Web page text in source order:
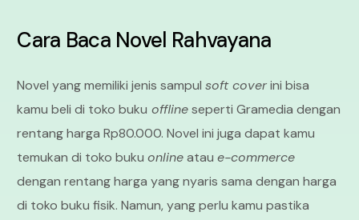
Cara Baca Novel Rahvayana
Novel yang memiliki jenis sampulsoft coverini bisa
kamu beli di toko buku offlineseperti Gramedia dengan
rentang harga Rp80.000. Novel ini juga dapat kamu
temukan di toko bukuonlineataue-commerce
dengan rentang harga yang nyaris sama dengan harga
di toko buku fisik. Namun, yang perlu kamu pastika